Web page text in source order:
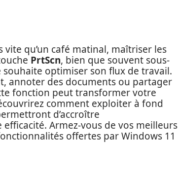
qu’un café matinal, maîtriser les
PrtScn, bien que souvent sous-
optimiser son flux de travail.
annoter des documents ou partager
fonction peut transformer votre
comment exploiter à fond
d’accroître
efficacité. Armez-vous de vos meilleurs
offertes par Windows 11